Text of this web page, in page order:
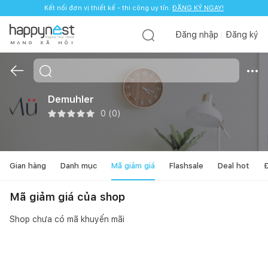
Kết nối đơn vị thiết kế - thi công uy tín. ĐĂNG KÝ NGAY!
M Ạ N G X Ã H Ộ I
Đăng nhập Đăng ký
Demuhler
0 (0)
Gian hàng Danh mục Mã giảm giá Flashsale Deal hot
Mã giảm giá của shop
Shop chưa có mã khuyến mãi